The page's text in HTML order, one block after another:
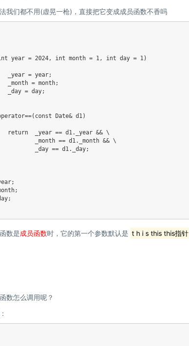
们都不用(虚晃一枪)，直接把它变成成员函数不香吗
year = 2024, int month = 1, int day = 1)
		_year
= year;
		_month
= month;
		_day
= day;
==( const Date& d1)
return
  _year
== d1. _year && \
			_month
== d1. _month && \
			_day
== d1. _day;
;
;
;
数是成员函数时，它的第一个参数默认是 t h i s this this指针
怎么调用呢？